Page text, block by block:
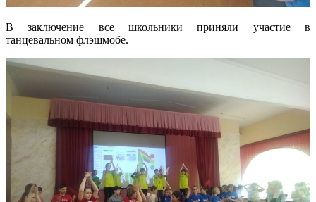
В заключение все школьники приняли участие в
танцевальном флэшмобе.